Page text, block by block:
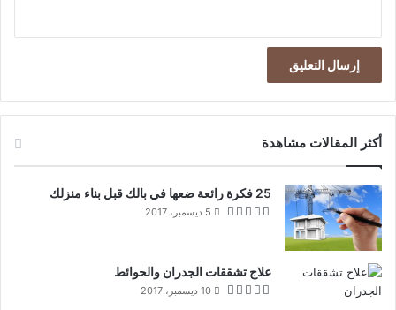
أكثر المقالات مشاهدة
25 فكرة رائعة ضعها في بالك قبل بناء منزلك
5 ديسمبر، 2017
علاج تشققات الجدران والحوائط
10 ديسمبر، 2017